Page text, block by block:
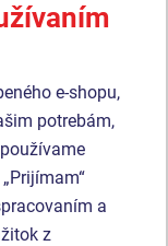
detí ostrými
vysokou
a
sú vyrobené z
aj
spojovací
e-shopu,
potrebám,
a
z